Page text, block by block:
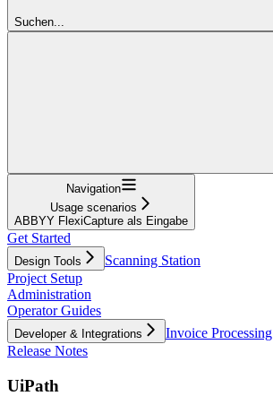
Suchen...
Navigation
Usage scenarios
ABBYY FlexiCapture als Eingabe
Get Started
Design Tools
Scanning Station
Project Setup
Administration
Operator Guides
Developer & Integrations
Invoice Processing
Release Notes
UiPath